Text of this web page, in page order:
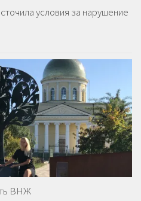
условия за нарушение
ВНЖ